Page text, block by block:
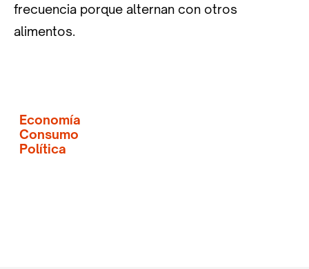
frecuencia porque alternan con otros
alimentos.
Economía
Consumo
Política